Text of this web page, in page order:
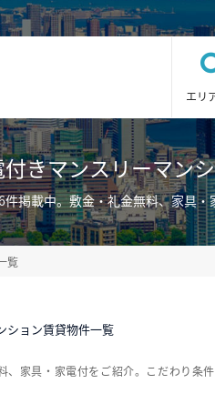
エリ
きマンスリーマン
掲載中。敷金・礼金無料、家具
覧
ション賃貸物件一覧
家具・家電付をご紹介。こだわり条